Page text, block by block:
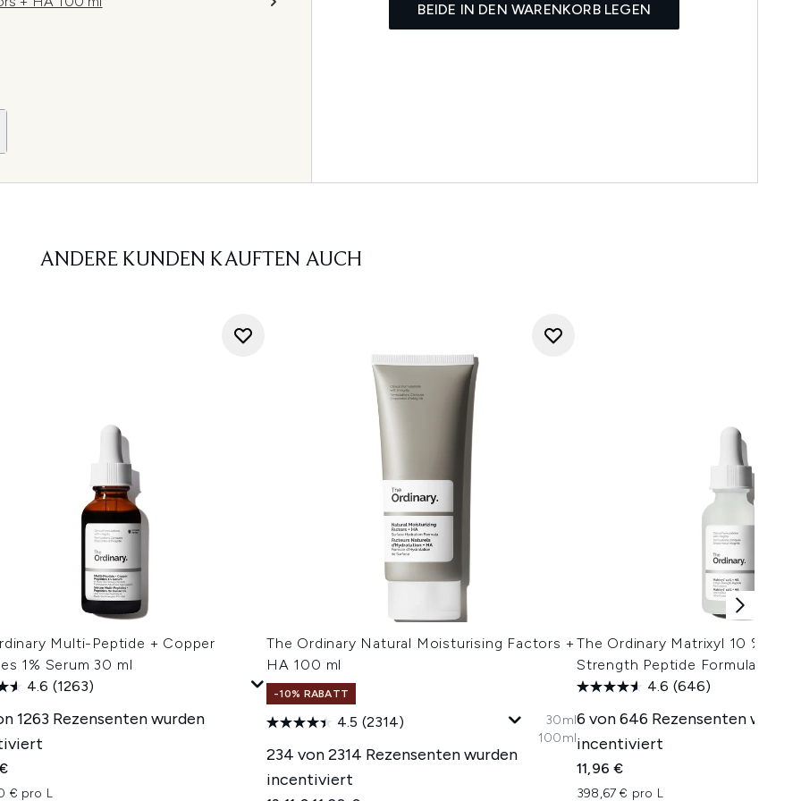
BEIDE IN DEN WARENKORB LEGEN
ANDERE KUNDEN KAUFTEN AUCH
Multi-Peptide + Copper
1% Serum 30 ml
4.6 (1263)
1263 Rezensenten wurden
€ pro L
The Ordinary Natural Moisturising Factors +
HA 100 ml
-10% RABATT
4.5 (2314)
234 von 2314 Rezensenten wurden
incentiviert
30ml
100ml
The Ordinary Matrixyl 10 % +
Strength Peptide Formulation
4.6 (646)
6 von 646 Rezensenten
incentiviert
11,96 €
398,67 € pro L